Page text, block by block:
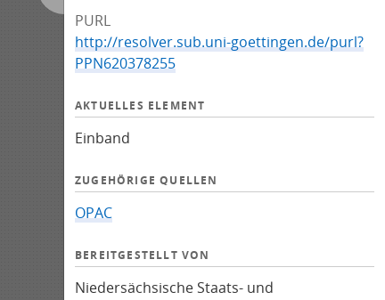
PURL
http://resolver.sub.uni-goettingen.de/purl?
PPN620378255
AKTUELLES ELEMENT
Einband
ZUGEHÖRIGE QUELLEN
OPAC
BEREITGESTELLT VON
Niedersächsische Staats- und